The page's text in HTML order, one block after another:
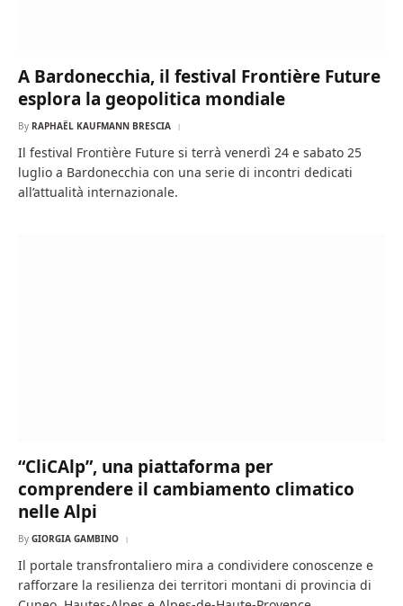
A Bardonecchia, il festival Frontière Future
esplora la geopolitica mondiale
By RAPHAËL KAUFMANN BRESCIA
Il festival Frontière Future si terrà venerdì 24 e sabato 25
luglio a Bardonecchia con una serie di incontri dedicati
all’attualità internazionale.
“CliCAlp”, una piattaforma per
comprendere il cambiamento climatico
nelle Alpi
By GIORGIA GAMBINO
Il portale transfrontaliero mira a condividere conoscenze e
rafforzare la resilienza dei territori montani di provincia di